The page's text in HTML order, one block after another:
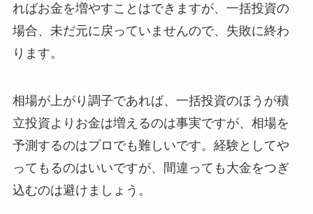
ればお金を増やすことはできますが、一括投資の
場合、未だ元に戻っていませんので、失敗に終わ
ります。
相場が上がり調子であれば、一括投資のほうが積
立投資よりお金は増えるのは事実ですが、相場を
予測するのはプロでも難しいです。経験としてや
ってもるのはいいですが、間違っても大金をつぎ
込むのは避けましょう。